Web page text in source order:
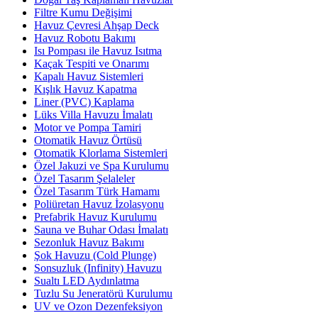
Filtre Kumu Değişimi
Havuz Çevresi Ahşap Deck
Havuz Robotu Bakımı
Isı Pompası ile Havuz Isıtma
Kaçak Tespiti ve Onarımı
Kapalı Havuz Sistemleri
Kışlık Havuz Kapatma
Liner (PVC) Kaplama
Lüks Villa Havuzu İmalatı
Motor ve Pompa Tamiri
Otomatik Havuz Örtüsü
Otomatik Klorlama Sistemleri
Özel Jakuzi ve Spa Kurulumu
Özel Tasarım Şelaleler
Özel Tasarım Türk Hamamı
Poliüretan Havuz İzolasyonu
Prefabrik Havuz Kurulumu
Sauna ve Buhar Odası İmalatı
Sezonluk Havuz Bakımı
Şok Havuzu (Cold Plunge)
Sonsuzluk (Infinity) Havuzu
Sualtı LED Aydınlatma
Tuzlu Su Jeneratörü Kurulumu
UV ve Ozon Dezenfeksiyon